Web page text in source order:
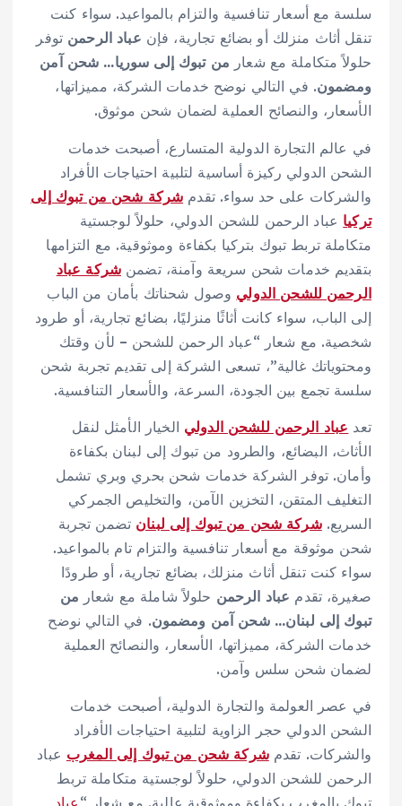
سلسة مع أسعار تنافسية والتزام بالمواعيد. سواء كنت
تنقل أثاث منزلك أو بضائع تجارية، فإن عباد الرحمن توفر
حلولاً متكاملة مع شعار من تبوك إلى سوريا… شحن آمن
ومضمون. في التالي نوضح خدمات الشركة، مميزاتها،
الأسعار، والنصائح العملية لضمان شحن موثوق.
في عالم التجارة الدولية المتسارع، أصبحت خدمات
الشحن الدولي ركيزة أساسية لتلبية احتياجات الأفراد
والشركات على حد سواء. تقدم شركة شحن من تبوك إلى
تركيا عباد الرحمن للشحن الدولي، حلولاً لوجستية
متكاملة تربط تبوك بتركيا بكفاءة وموثوقية. مع التزامها
بتقديم خدمات شحن سريعة وآمنة، تضمنشركة عباد
الرحمن للشحن الدولي وصول شحناتك بأمان من الباب
إلى الباب، سواء كانت أثاثًا منزليًا، بضائع تجارية، أو طرود
شخصية. مع شعار “عباد الرحمن للشحن – لأن وقتك
ومحتوياتك غالية”، تسعى الشركة إلى تقديم تجربة شحن
سلسة تجمع بين الجودة، السرعة، والأسعار التنافسية.
تعد عباد الرحمن للشحن الدولي الخيار الأمثل لنقل
الأثاث، البضائع، والطرود من تبوك إلى لبنان بكفاءة
وأمان. توفر الشركة خدمات شحن بحري وبري تشمل
التغليف المتقن، التخزين الآمن، والتخليص الجمركي
السريع.شركة شحن من تبوك إلى لبنان تضمن تجربة
شحن موثوقة مع أسعار تنافسية والتزام تام بالمواعيد.
سواء كنت تنقل أثاث منزلك، بضائع تجارية، أو طرودًا
صغيرة، تقدم عباد الرحمن حلولاً شاملة مع شعار من
تبوك إلى لبنان… شحن آمن ومضمون. في التالي نوضح
خدمات الشركة، مميزاتها، الأسعار، والنصائح العملية
لضمان شحن سلس وآمن.
في عصر العولمة والتجارة الدولية، أصبحت خدمات
الشحن الدولي حجر الزاوية لتلبية احتياجات الأفراد
والشركات. تقدمشركة شحن من تبوك إلى المغرب عباد
الرحمن للشحن الدولي، حلولاً لوجستية متكاملة تربط
تبوك بالمغرب بكفاءة وموثوقية عالية. مع شعار “ عباد